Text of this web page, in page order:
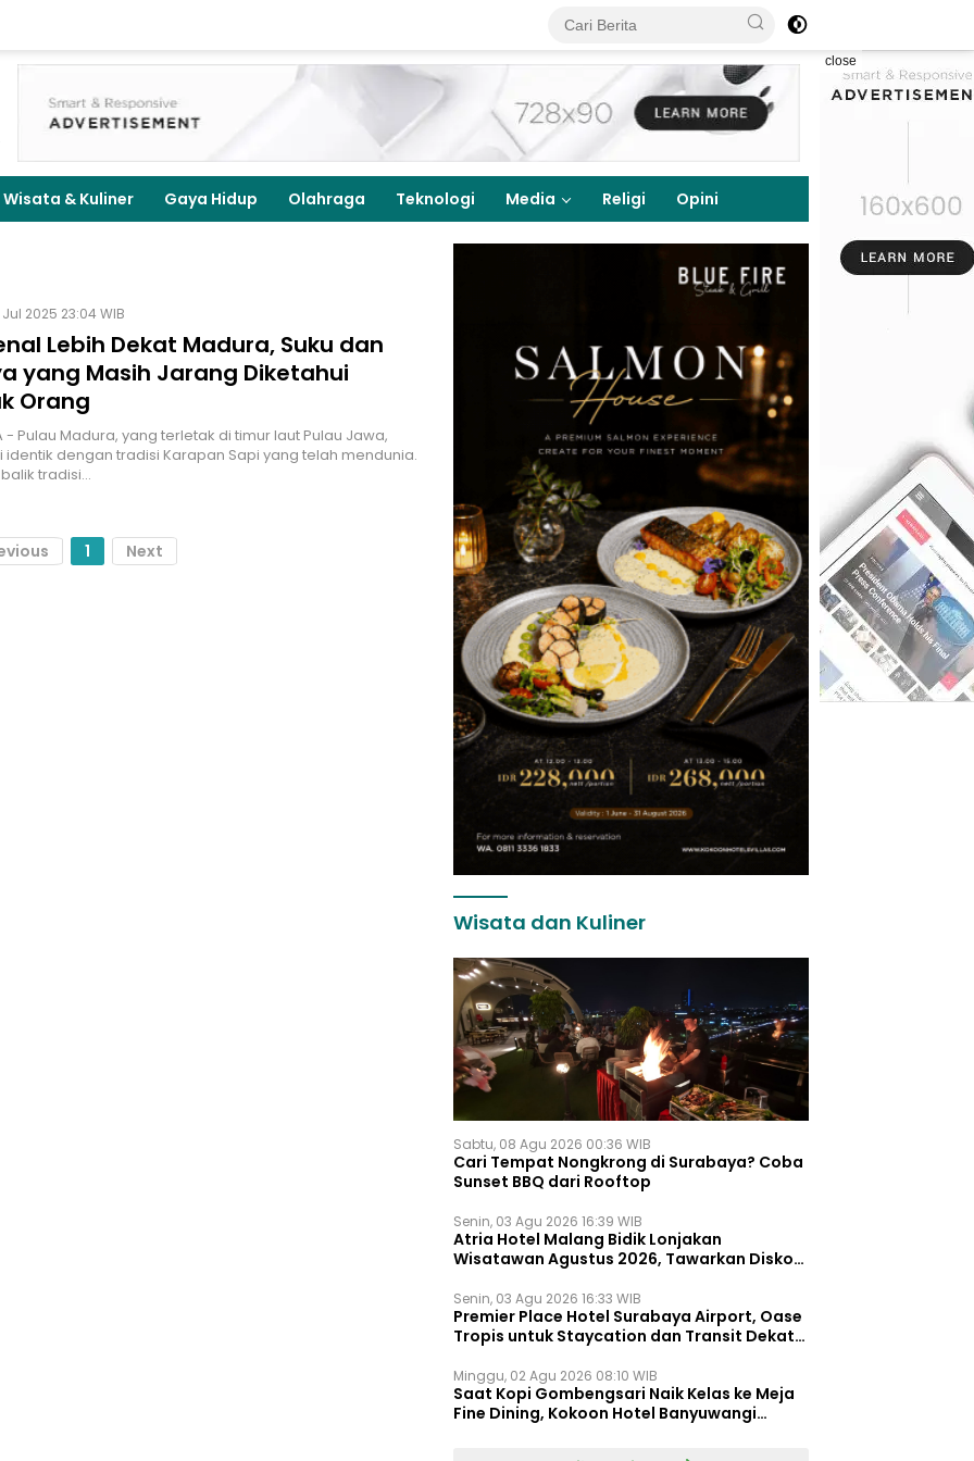
close
Wisata & Kuliner Gaya Hidup Olahraga Teknologi Media Religi Opini
2025 23:04 WIB
Lebih Dekat Madura, Suku dan
yang Masih Jarang Diketahui
Orang
- Pulau Madura, yang terletak di timur laut Pulau Jawa,
identik dengan tradisi Karapan Sapi yang telah mendunia.
tradisi…
1 Next
Wisata dan Kuliner
Sabtu, 08 Agu 2026 00:36 WIB
Cari Tempat Nongkrong di Surabaya? Coba
Sunset BBQ dari Rooftop
Senin, 03 Agu 2026 16:39 WIB
Atria Hotel Malang Bidik Lonjakan
Wisatawan Agustus 2026, Tawarkan Diskon
Senin, 03 Agu 2026 16:33 WIB
Premier Place Hotel Surabaya Airport, Oase
Tropis untuk Staycation dan Transit Dekat
Minggu, 02 Agu 2026 08:10 WIB
Saat Kopi Gombengsari Naik Kelas ke Meja
Fine Dining, Kokoon Hotel Banyuwangi